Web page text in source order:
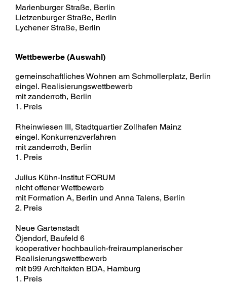
Marienburger Straße, Berlin
Lietzenburger Straße, Berlin
Lychener Straße, Berlin
Wettbewerbe (Auswahl)
gemeinschaftliches Wohnen am Schmollerplatz, Berlin
eingel. Realisierungswettbewerb
mit zanderroth, Berlin
1. Preis
Rheinwiesen III, Stadtquartier Zollhafen Mainz
eingel. Konkurrenzverfahren
mit zanderroth, Berlin
1. Preis
Julius Kühn-Institut FORUM
nicht offener Wettbewerb
mit Formation A, Berlin und Anna Talens, Berlin
2. Preis
Neue Gartenstadt
Öjendorf, Baufeld 6
kooperativer hochbaulich-freiraumplanerischer
Realisierungswettbewerb
mit b99 Architekten BDA, Hamburg
1. Preis